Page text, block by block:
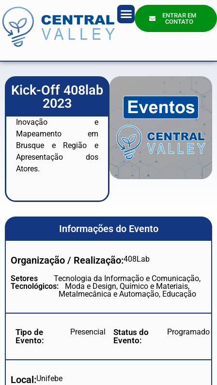
ENTRAR EM
CONTATO
Kick-Off 408lab
2023
Inovação e
Mapeamento em
Brusque e Região e
Apresentação dos
Atores.
Informações do Evento
Organização / Realização:408Lab
Setores
Tecnológicos:
Tecnologia da Informação e Comunicação,
Moda e Design, Químico e Materiais,
Metalmecânica e Automação, Educação
Tipo de
Evento:
Presencial
Status do
Evento:
Programado
Local:Unifebe